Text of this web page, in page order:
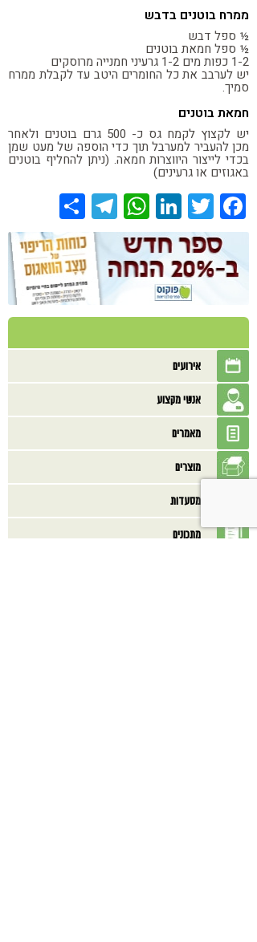
ממרח בוטנים בדבש
½ ספל דבש
½ ספל חמאת בוטנים
1-2 כפות מים 1-2 גרעיני חמנייה מרוסקים
יש לערבב את כל החומרים היטב עד לקבלת ממרח
סמיך.
חמאת בוטנים
יש לקצוץ לקמח גס כ- 500 גרם בוטנים ולאחר
מכן להעביר למערבל תוך כדי הוספה של מעט שמן
בכדי לייצור היווצרותחמאה. (ניתן להחליף בוטנים
באגוזים או גרעינים)
Facebook
Twitter
LinkedIn
WhatsApp
Telegram
אירועים
אנשי מקצוע
מאמרים
מוצרים
מסעדות
מתכונים